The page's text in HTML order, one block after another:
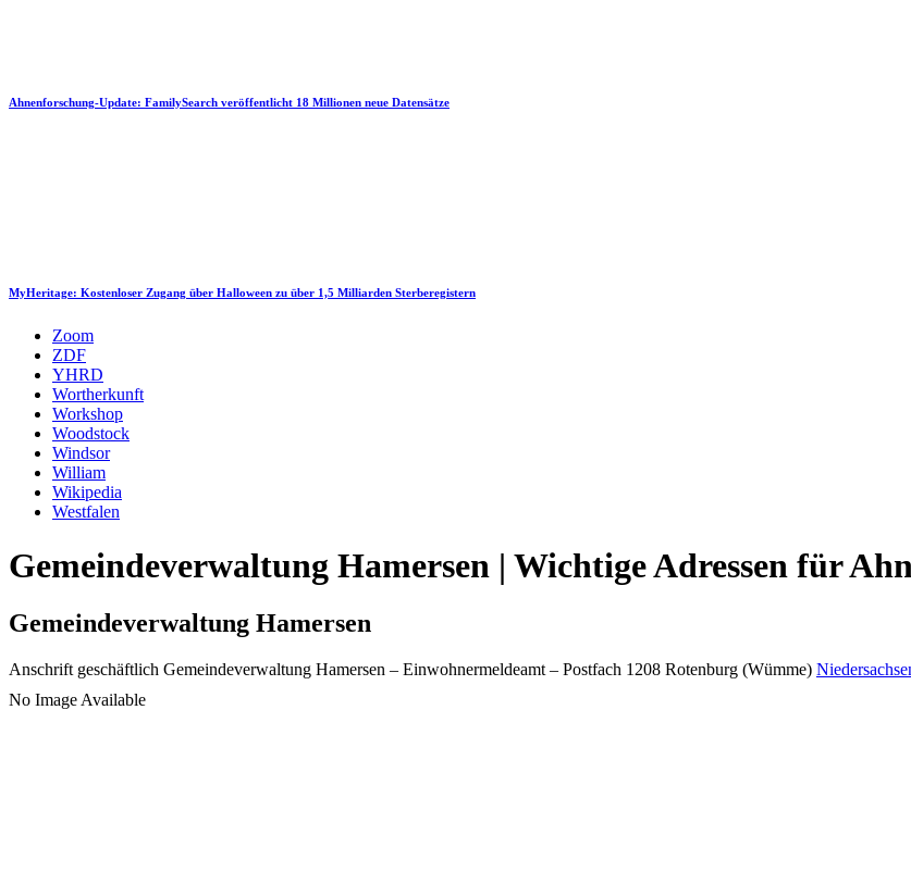
Ahnenforschung-Update: FamilySearch veröffentlicht 18 Millionen neue Datensätze
MyHeritage: Kostenloser Zugang über Halloween zu über 1,5 Milliarden Sterberegistern
Zoom
ZDF
YHRD
Wortherkunft
Workshop
Woodstock
Windsor
William
Wikipedia
Westfalen
Gemeindeverwaltung Hamersen | Wichtige Adressen für
Gemeindeverwaltung Hamersen
Anschrift geschäftlich Gemeindeverwaltung Hamersen – Einwohnermeldeamt – Postfach 1208 Rotenburg (Wümme)
No Image Available